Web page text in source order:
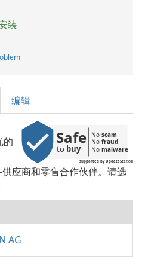
装
编辑
supported by UpdateStar.com
Safe
to buy
No scam
No fraud
No malware
的
应商和零售合作伙伴。请选
AG